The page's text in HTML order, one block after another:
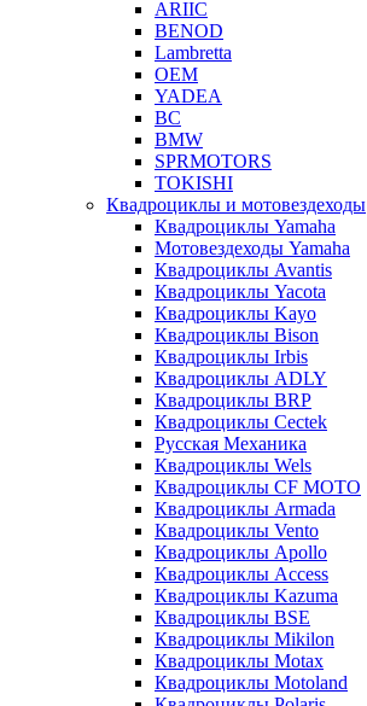
ARIIC
BENOD
Lambretta
OEM
YADEA
BC
BMW
SPRMOTORS
TOKISHI
Квадроциклы и мотовездеходы
Квадроциклы Yamaha
Мотовездеходы Yamaha
Квадроциклы Avantis
Квадроциклы Yacota
Квадроциклы Kayo
Квадроциклы Bison
Квадроциклы Irbis
Квадроциклы ADLY
Квадроциклы BRP
Квадроциклы Cectek
Русская Механика
Квадроциклы Wels
Квадроциклы CF MOTO
Квадроциклы Armada
Квадроциклы Vento
Квадроциклы Apollo
Квадроциклы Access
Квадроциклы Kazuma
Квадроциклы BSE
Квадроциклы Mikilon
Квадроциклы Motax
Квадроциклы Motoland